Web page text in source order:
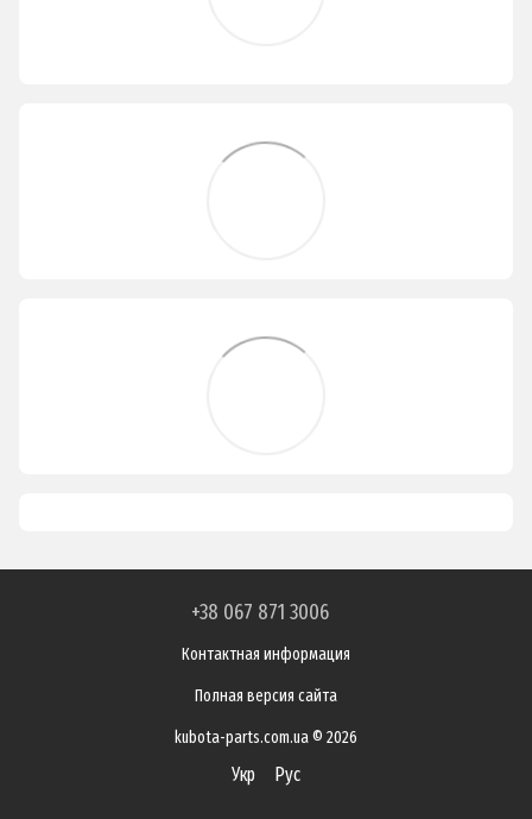
+38 067 871 3006
Контактная информация
Полная версия сайта
kubota-parts.com.ua © 2026
Укр Рус